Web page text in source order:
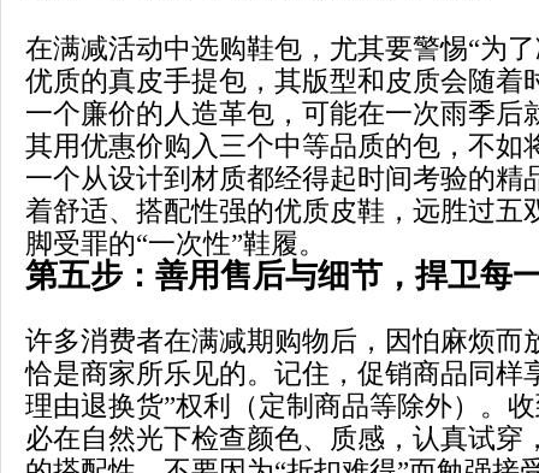
在满减活动中选购鞋包，尤其要警惕“为
优质的真皮手提包，其版型和皮质会随着
一个廉价的人造革包，可能在一次雨季后
其用优惠价购入三个中等品质的包，不如
一个从设计到材质都经得起时间考验的精
着舒适、搭配性强的优质皮鞋，远胜过五
脚受罪的“一次性”鞋履。
第五步：善用售后与细节，捍卫每
许多消费者在满减期购物后，因怕麻烦而
恰是商家所乐见的。记住，促销商品同样
理由退换货”权利（定制商品等除外）。
必在自然光下检查颜色、质感，认真试穿